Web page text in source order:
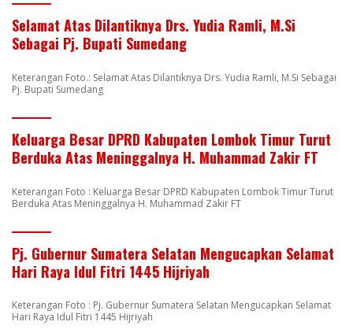
Selamat Atas Dilantiknya Drs. Yudia Ramli, M.Si
Sebagai Pj. Bupati Sumedang
Keterangan Foto.: Selamat Atas Dilantiknya Drs. Yudia Ramli, M.Si Sebagai
Pj. Bupati Sumedang
Keluarga Besar DPRD Kabupaten Lombok Timur Turut
Berduka Atas Meninggalnya H. Muhammad Zakir FT
Keterangan Foto : Keluarga Besar DPRD Kabupaten Lombok Timur Turut
Berduka Atas Meninggalnya H. Muhammad Zakir FT
Pj. Gubernur Sumatera Selatan Mengucapkan Selamat
Hari Raya Idul Fitri 1445 Hijriyah
Keterangan Foto : Pj. Gubernur Sumatera Selatan Mengucapkan Selamat
Hari Raya Idul Fitri 1445 Hijriyah